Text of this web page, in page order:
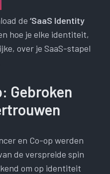
de ‘SaaS Identity
hoe je elke identiteit,
over je SaaS-stapel
Gebroken
en Co-op werden
de verspreide spin
om op identiteit